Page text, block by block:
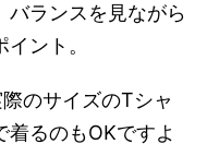
バランスを見ながら
ント。
のサイズのTシャ
るのもOKですよ